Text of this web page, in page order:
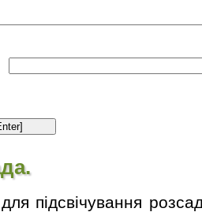
підсвічування